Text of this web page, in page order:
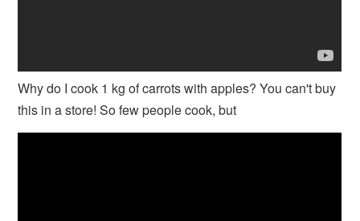
Why do I cook 1 kg of carrots with apples? You can't buy
this in a store! So few people cook, but